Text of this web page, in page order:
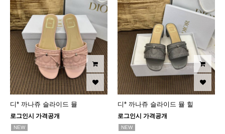
디* 까나쥬 슬라이드 뮬
로그인시 가격공개
NEW
디* 까나쥬 슬라이드 뮬 힐
로그인시 가격공개
NEW